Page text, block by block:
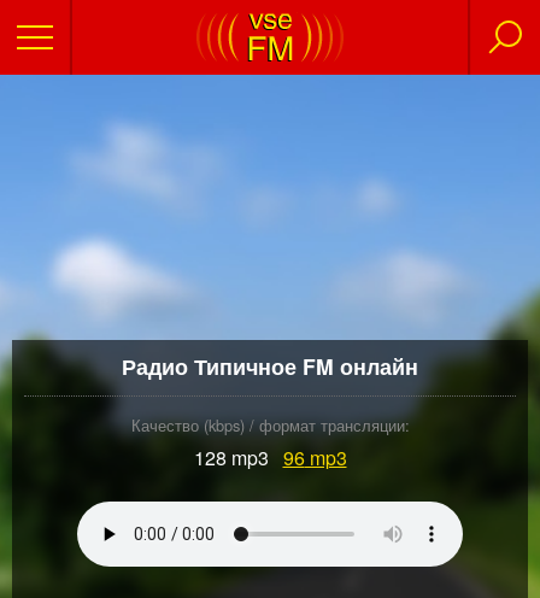
Радио Типичное FM онлайн
Качество (kbps) / формат трансляции:
128 mp3 96mp3